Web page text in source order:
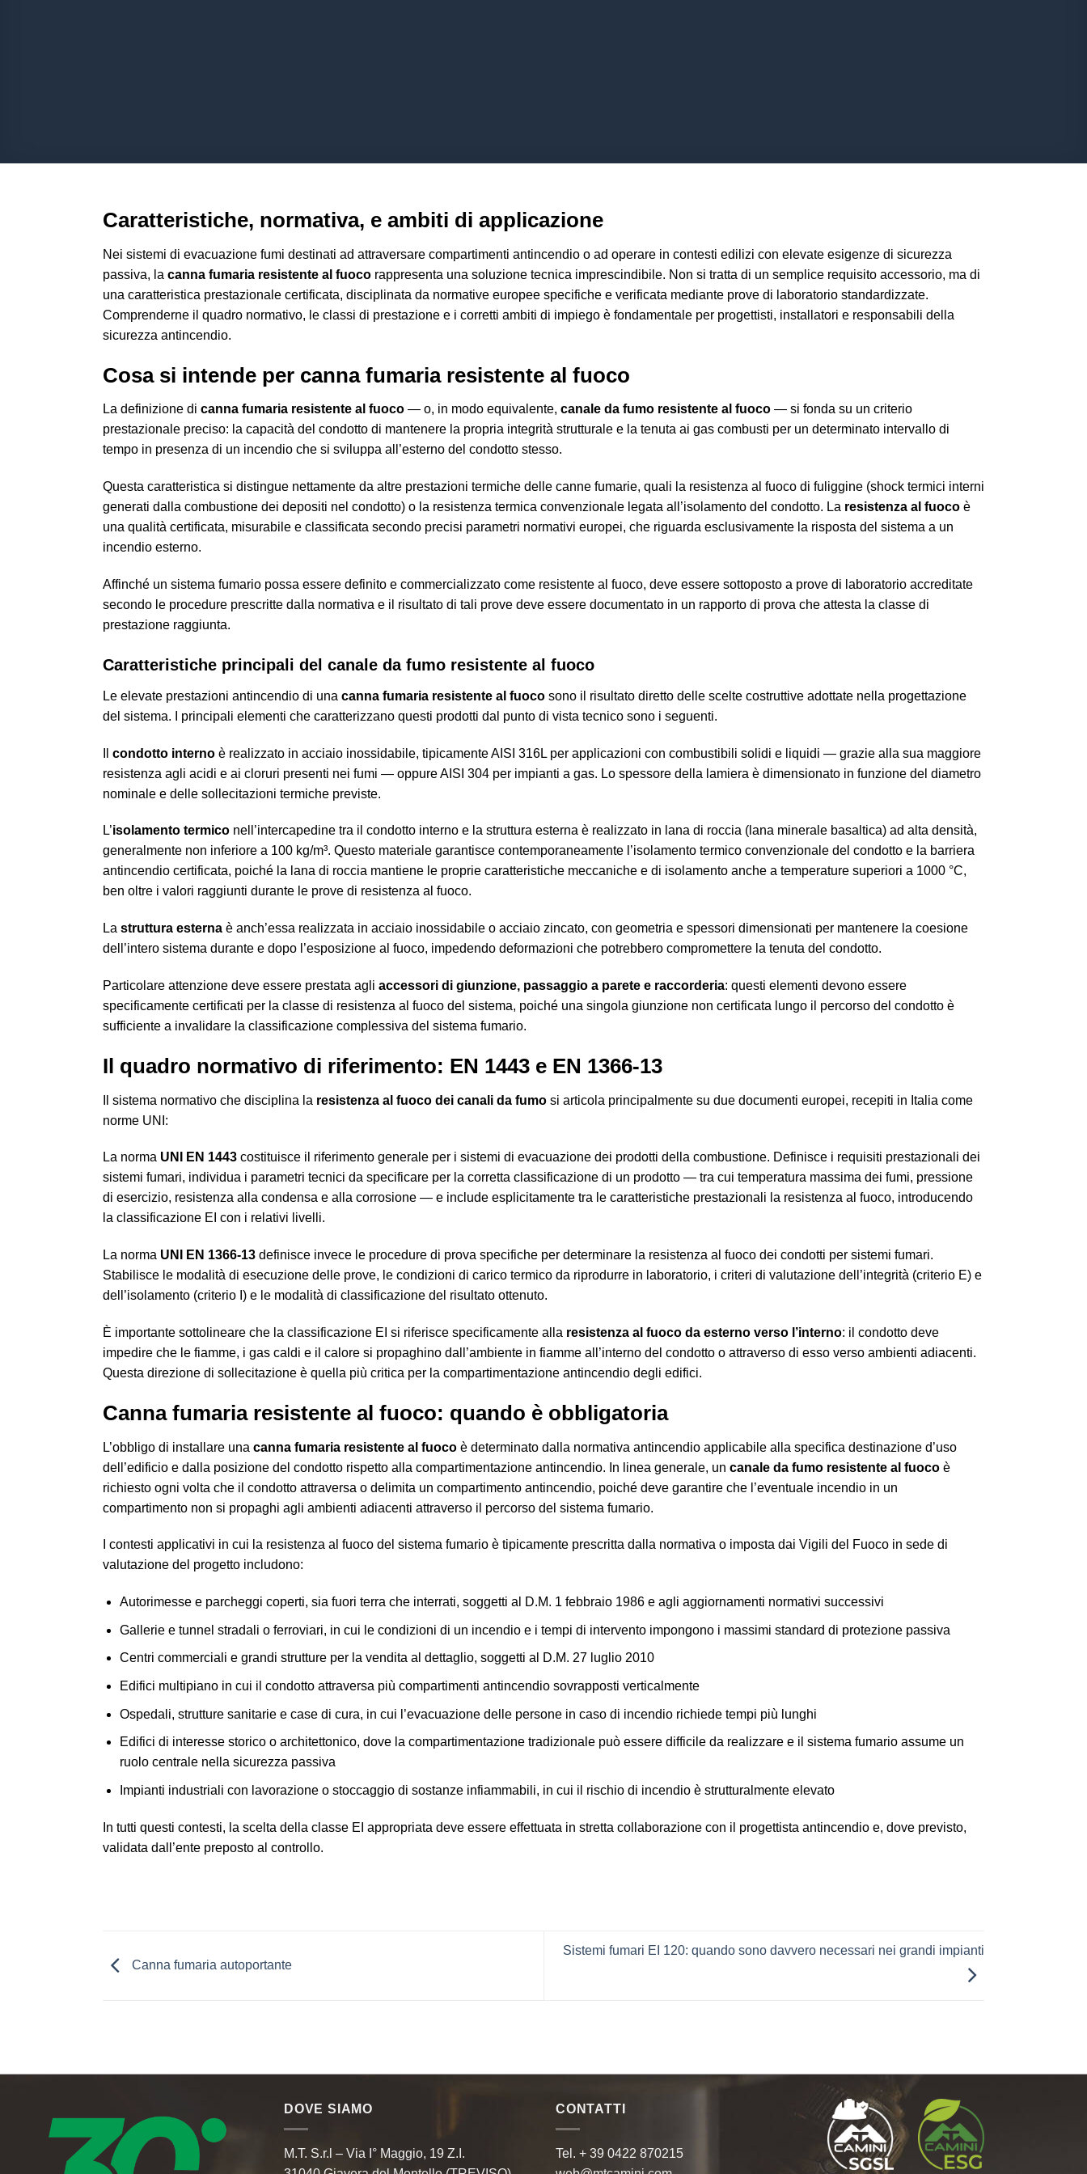
Caratteristiche, normativa, e ambiti di applicazione
Nei sistemi di evacuazione fumi destinati ad attraversare compartimenti antincendio o ad operare in contesti edilizi con elevate esigenze di sicurezza
passiva, la canna fumaria resistente al fuoco rappresenta una soluzione tecnica imprescindibile. Non si tratta di un semplice requisito accessorio, ma di
una caratteristica prestazionale certificata, disciplinata da normative europee specifiche e verificata mediante prove di laboratorio standardizzate.
Comprenderne il quadro normativo, le classi di prestazione e i corretti ambiti di impiego è fondamentale per progettisti, installatori e responsabili della
sicurezza antincendio.
Cosa si intende per canna fumaria resistente al fuoco
La definizione di canna fumaria resistente al fuoco — o, in modo equivalente, canale da fumo resistente al fuoco — si fonda su un criterio
prestazionale preciso: la capacità del condotto di mantenere la propria integrità strutturale e la tenuta ai gas combusti per un determinato intervallo di
tempo in presenza di un incendio che si sviluppa all’esterno del condotto stesso.
Questa caratteristica si distingue nettamente da altre prestazioni termiche delle canne fumarie, quali la resistenza al fuoco di fuliggine (shock termici interni
generati dalla combustione dei depositi nel condotto) o la resistenza termica convenzionale legata all’isolamento del condotto. La resistenza al fuoco è
una qualità certificata, misurabile e classificata secondo precisi parametri normativi europei, che riguarda esclusivamente la risposta del sistema a un
incendio esterno.
Affinché un sistema fumario possa essere definito e commercializzato come resistente al fuoco, deve essere sottoposto a prove di laboratorio accreditate
secondo le procedure prescritte dalla normativa e il risultato di tali prove deve essere documentato in un rapporto di prova che attesta la classe di
prestazione raggiunta.
Caratteristiche principali del canale da fumo resistente al fuoco
Le elevate prestazioni antincendio di una canna fumaria resistente al fuoco sono il risultato diretto delle scelte costruttive adottate nella progettazione
del sistema. I principali elementi che caratterizzano questi prodotti dal punto di vista tecnico sono i seguenti.
condotto interno è realizzato in acciaio inossidabile, tipicamente AISI 316L per applicazioni con combustibili solidi e liquidi — grazie alla sua maggiore
resistenza agli acidi e ai cloruri presenti nei fumi — oppure AISI 304 per impianti a gas. Lo spessore della lamiera è dimensionato in funzione del diametro
nominale e delle sollecitazioni termiche previste.
L’isolamento termico nell’intercapedine tra il condotto interno e la struttura esterna è realizzato in lana di roccia (lana minerale basaltica) ad alta densità,
generalmente non inferiore a 100 kg/m³. Questo materiale garantisce contemporaneamente l’isolamento termico convenzionale del condotto e la barriera
antincendio certificata, poiché la lana di roccia mantiene le proprie caratteristiche meccaniche e di isolamento anche a temperature superiori a 1000 °C,
ben oltre i valori raggiunti durante le prove di resistenza al fuoco.
La struttura esterna è anch’essa realizzata in acciaio inossidabile o acciaio zincato, con geometria e spessori dimensionati per mantenere la coesione
dell’intero sistema durante e dopo l’esposizione al fuoco, impedendo deformazioni che potrebbero compromettere la tenuta del condotto.
Particolare attenzione deve essere prestata agli accessori di giunzione, passaggio a parete e raccorderia: questi elementi devono essere
specificamente certificati per la classe di resistenza al fuoco del sistema, poiché una singola giunzione non certificata lungo il percorso del condotto è
sufficiente a invalidare la classificazione complessiva del sistema fumario.
Il quadro normativo di riferimento: EN 1443 e EN 1366-13
Il sistema normativo che disciplina la resistenza al fuoco dei canali da fumo si articola principalmente su due documenti europei, recepiti in Italia come
norme UNI:
La norma UNI EN 1443 costituisce il riferimento generale per i sistemi di evacuazione dei prodotti della combustione. Definisce i requisiti prestazionali dei
sistemi fumari, individua i parametri tecnici da specificare per la corretta classificazione di un prodotto — tra cui temperatura massima dei fumi, pressione
di esercizio, resistenza alla condensa e alla corrosione — e include esplicitamente tra le caratteristiche prestazionali la resistenza al fuoco, introducendo
la classificazione EI con i relativi livelli.
La norma UNI EN 1366-13 definisce invece le procedure di prova specifiche per determinare la resistenza al fuoco dei condotti per sistemi fumari.
Stabilisce le modalità di esecuzione delle prove, le condizioni di carico termico da riprodurre in laboratorio, i criteri di valutazione dell’integrità (criterio E) e
dell’isolamento (criterio I) e le modalità di classificazione del risultato ottenuto.
È importante sottolineare che la classificazione EI si riferisce specificamente alla resistenza al fuoco da esterno verso l’interno: il condotto deve
impedire che le fiamme, i gas caldi e il calore si propaghino dall’ambiente in fiamme all’interno del condotto o attraverso di esso verso ambienti adiacenti.
Questa direzione di sollecitazione è quella più critica per la compartimentazione antincendio degli edifici.
Canna fumaria resistente al fuoco: quando è obbligatoria
L’obbligo di installare una canna fumaria resistente al fuoco è determinato dalla normativa antincendio applicabile alla specifica destinazione d’uso
dell’edificio e dalla posizione del condotto rispetto alla compartimentazione antincendio. In linea generale, un canale da fumo resistente al fuoco è
richiesto ogni volta che il condotto attraversa o delimita un compartimento antincendio, poiché deve garantire che l’eventuale incendio in un
compartimento non si propaghi agli ambienti adiacenti attraverso il percorso del sistema fumario.
I contesti applicativi in cui la resistenza al fuoco del sistema fumario è tipicamente prescritta dalla normativa o imposta dai Vigili del Fuoco in sede di
valutazione del progetto includono:
Autorimesse e parcheggi coperti, sia fuori terra che interrati, soggetti al D.M. 1 febbraio 1986 e agli aggiornamenti normativi successivi
Gallerie e tunnel stradali o ferroviari, in cui le condizioni di un incendio e i tempi di intervento impongono i massimi standard di protezione passiva
Centri commerciali e grandi strutture per la vendita al dettaglio, soggetti al D.M. 27 luglio 2010
Edifici multipiano in cui il condotto attraversa più compartimenti antincendio sovrapposti verticalmente
Ospedali, strutture sanitarie e case di cura, in cui l’evacuazione delle persone in caso di incendio richiede tempi più lunghi
Edifici di interesse storico o architettonico, dove la compartimentazione tradizionale può essere difficile da realizzare e il sistema fumario assume un
ruolo centrale nella sicurezza passiva
Impianti industriali con lavorazione o stoccaggio di sostanze infiammabili, in cui il rischio di incendio è strutturalmente elevato
In tutti questi contesti, la scelta della classe EI appropriata deve essere effettuata in stretta collaborazione con il progettista antincendio e, dove previsto,
validata dall’ente preposto al controllo.
Canna fumaria autoportante
Sistemi fumari EI 120: quando sono davvero necessari nei grandi impianti
DOVE SIAMO
M.T. S.r.l – Via I° Maggio, 19 Z.I.
CONTATTI
Tel. + 39 0422 870215